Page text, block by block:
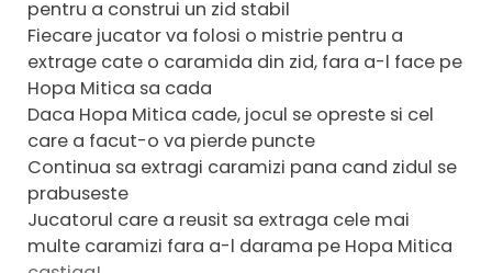
pentru a construi un zid stabil
Fiecare jucator va folosi o mistrie pentru a
extrage cate o caramida din zid, fara a-l face pe
Hopa Mitica sa cada
Daca Hopa Mitica cade, jocul se opreste si cel
care a facut-o va pierde puncte
Continua sa extragi caramizi pana cand zidul se
prabuseste
Jucatorul care a reusit sa extraga cele mai
multe caramizi fara a-l darama pe Hopa Mitica